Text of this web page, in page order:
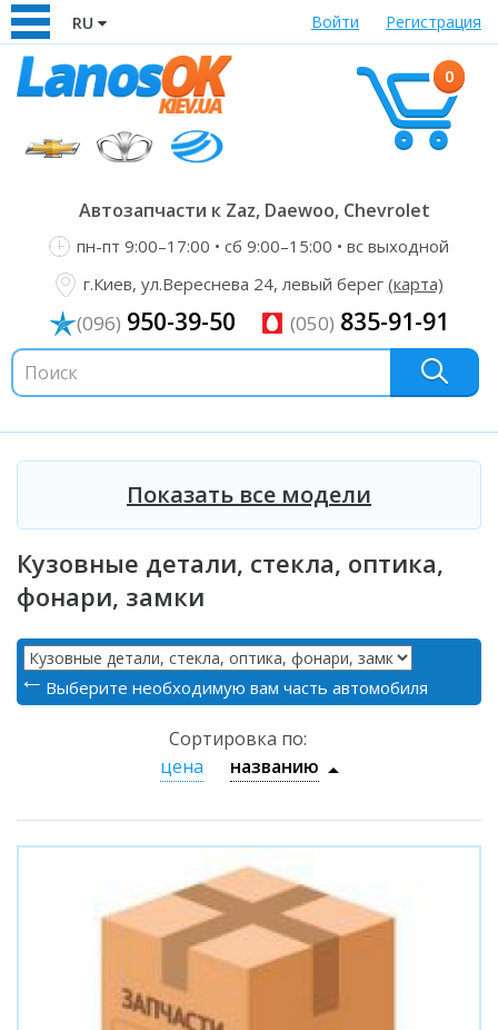
RU Войти Регистрация
0
Автозапчасти к Zaz, Daewoo, Chevrolet
пн-пт 9:00–17:00 • сб 9:00–15:00 • вс выходной
г.Киев, ул.Вереснева 24, левый берег (карта)
(096) 950-39-50 (050) 835-91-91
Показать все модели
Кузовные детали, стекла, оптика,
фонари, замки
Выберите необходимую вам часть автомобиля
Сортировка по:
цена
названию